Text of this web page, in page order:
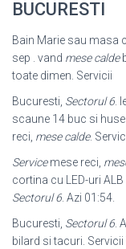
BUCURESTI
Bain Marie sau masa
sep . vand mese calde
toate dimen. Servicii
Bucuresti, Sectorul 6.
scaune 14 buc si huse
reci, mese calde.
Servicemese reci,
cortina cu LED-uri
Sectorul 6. Azi 01:54.
Bucuresti, Sectorul 6.
bilard si tacuri. Servicii